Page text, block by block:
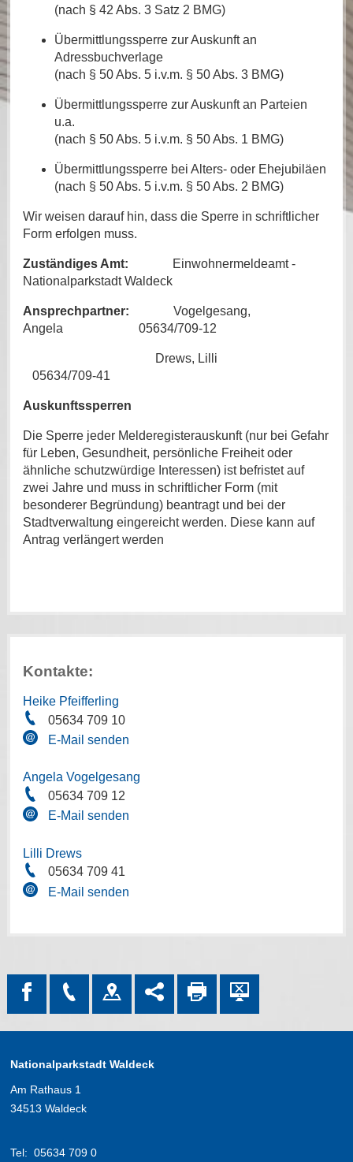
(nach § 42 Abs. 3 Satz 2 BMG)
Übermittlungssperre zur Auskunft an
Adressbuchverlage
(nach § 50 Abs. 5 i.v.m. § 50 Abs. 3 BMG)
Übermittlungssperre zur Auskunft an Parteien
u.a.
(nach § 50 Abs. 5 i.v.m. § 50 Abs. 1 BMG)
Übermittlungssperre bei Alters- oder Ehejubiläen
(nach § 50 Abs. 5 i.v.m. § 50 Abs. 2 BMG)
Wir weisen darauf hin, dass die Sperre in schriftlicher
Form erfolgen muss.
Zuständiges Amt: Einwohnermeldeamt -
Nationalparkstadt Waldeck
Ansprechpartner: Vogelgesang,
Angela 05634/709-12
Drews, Lilli
05634/709-41
Auskunftssperren
Die Sperre jeder Melderegisterauskunft (nur bei Gefahr
für Leben, Gesundheit, persönliche Freiheit oder
ähnliche schutzwürdige Interessen) ist befristet auf
zwei Jahre und muss in schriftlicher Form (mit
besonderer Begründung) beantragt und bei der
Stadtverwaltung eingereicht werden. Diese kann auf
Antrag verlängert werden
Kontakte:
Heike Pfeifferling
05634 709 10
E-Mail senden
Angela Vogelgesang
05634 709 12
E-Mail senden
Lilli Drews
05634 709 41
E-Mail senden
Nationalparkstadt Waldeck
Am Rathaus 1
34513 Waldeck
Tel: 05634 709 0